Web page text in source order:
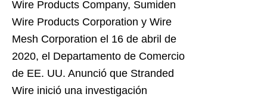
Wire Products Company, Sumiden
Wire Products Corporation y Wire
Mesh Corporation el 16 de abril de
2020, el Departamento de Comercio
de EE. UU. Anunció que Stranded
Wire inició una investigación